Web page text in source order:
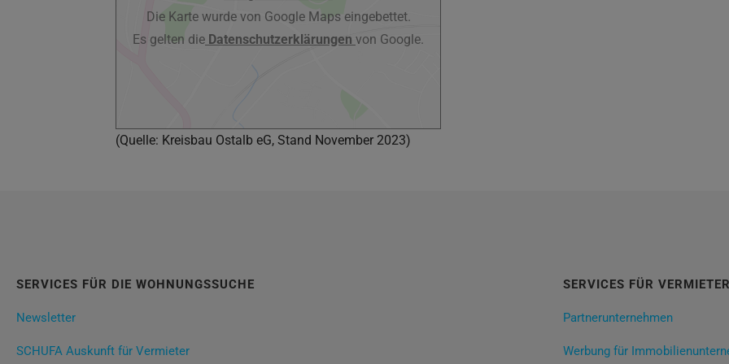
Die Karte wurde von Google Maps eingebettet.
Es gelten die Datenschutzerklärungen von Google.
(Quelle: Kreisbau Ostalb eG, Stand November 2023)
SERVICES FÜR DIE WOHNUNGSSUCHE
Newsletter
SCHUFA Auskunft für Vermieter
SERVICES FÜR VERMIETER
Partnerunternehmen
Werbung für